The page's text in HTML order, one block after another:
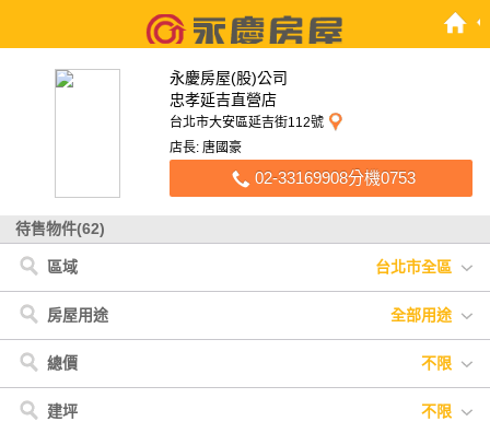
永慶房屋(股)公司
忠孝延吉直營店
台北市大安區延吉街112號
店長: 唐國豪
02-33169908分機0753
待售物件(62)
區域 台北市全區
台北市 新北市
< 台北市 大安區 中正區 大同區
< 新北市 三重區
< 高雄市 左營區
房屋用途 全部用途
全部用途 其他
總價 不限
不限 900萬以下
建坪 不限